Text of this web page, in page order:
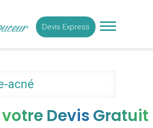
Esthetique
Devis Express
acné
Devis Gratuit